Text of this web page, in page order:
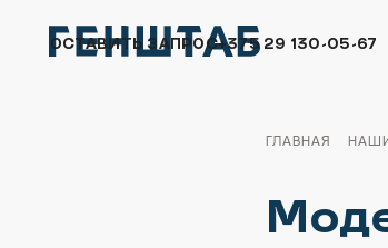
ОСТАВИТЬ ЗАПРОС+375 29 130-05-67
ГЛАВНАЯ